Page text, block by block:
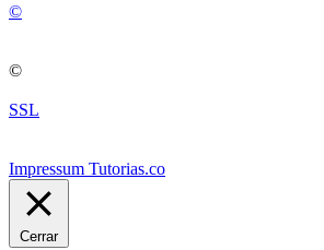
©
©
SSL
Impressum Tutorias.co
Cerrar